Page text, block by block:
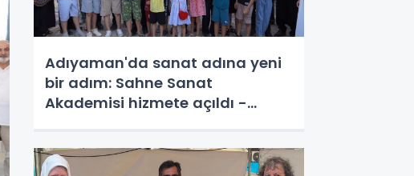
Adıyaman'da sanat adına yeni
bir adım: Sahne Sanat
Akademisi hizmete açıldı -